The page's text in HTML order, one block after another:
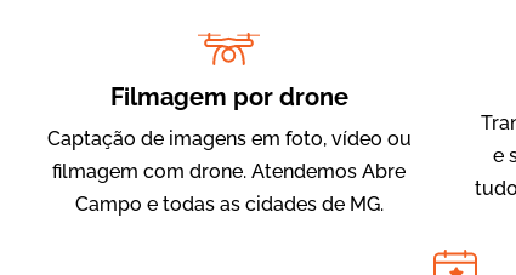
Filmagem por drone
Captação de imagens em foto, vídeo ou
filmagem com drone. Atendemos Abre
Campo e todas as cidades de MG.
e